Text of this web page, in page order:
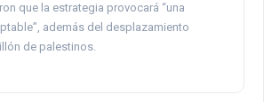
que la estrategia provocará “una
además del desplazamiento
de palestinos.